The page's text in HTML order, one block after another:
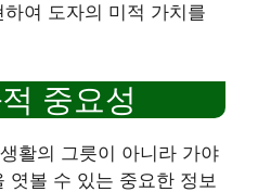
여 도자의 미적 가치를
중요성
활의 그릇이 아니라 가야
엿볼 수 있는 중요한 정보